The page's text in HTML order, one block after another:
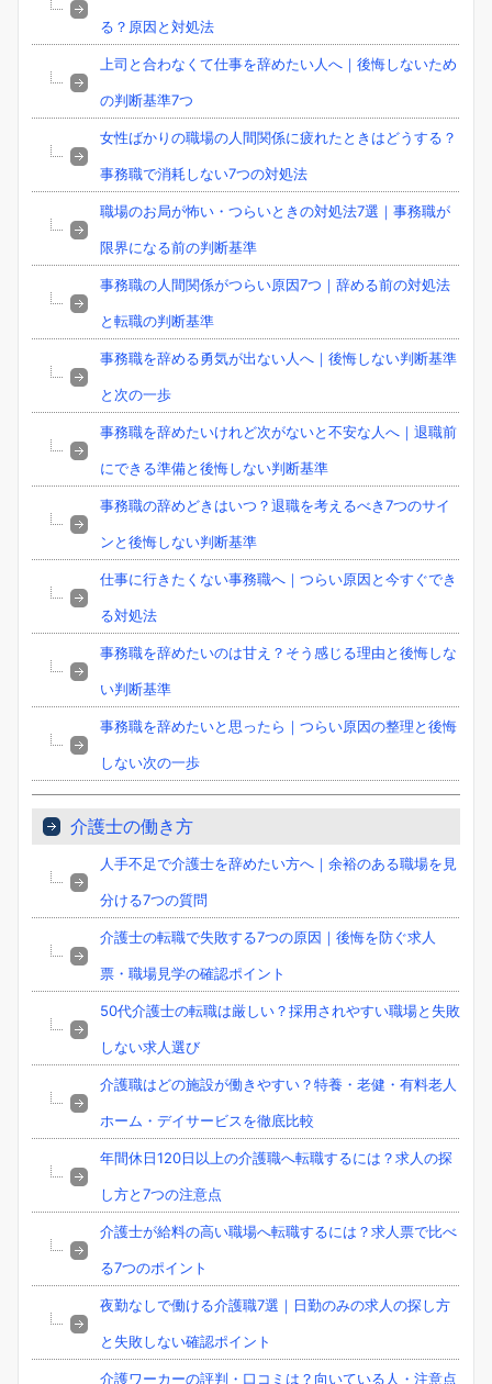
る？原因と対処法
上司と合わなくて仕事を辞めたい人へ｜後悔しないため
の判断基準7つ
女性ばかりの職場の人間関係に疲れたときはどうする？
事務職で消耗しない7つの対処法
職場のお局が怖い・つらいときの対処法7選｜事務職が
限界になる前の判断基準
事務職の人間関係がつらい原因7つ｜辞める前の対処法
と転職の判断基準
事務職を辞める勇気が出ない人へ｜後悔しない判断基準
と次の一歩
事務職を辞めたいけれど次がないと不安な人へ｜退職前
にできる準備と後悔しない判断基準
事務職の辞めどきはいつ？退職を考えるべき7つのサイ
ンと後悔しない判断基準
仕事に行きたくない事務職へ｜つらい原因と今すぐでき
る対処法
事務職を辞めたいのは甘え？そう感じる理由と後悔しな
い判断基準
事務職を辞めたいと思ったら｜つらい原因の整理と後悔
しない次の一歩
介護士の働き方
人手不足で介護士を辞めたい方へ｜余裕のある職場を見
分ける7つの質問
介護士の転職で失敗する7つの原因｜後悔を防ぐ求人
票・職場見学の確認ポイント
50代介護士の転職は厳しい？採用されやすい職場と失敗
しない求人選び
介護職はどの施設が働きやすい？特養・老健・有料老人
ホーム・デイサービスを徹底比較
年間休日120日以上の介護職へ転職するには？求人の探
し方と7つの注意点
介護士が給料の高い職場へ転職するには？求人票で比べ
る7つのポイント
夜勤なしで働ける介護職7選｜日勤のみの求人の探し方
と失敗しない確認ポイント
介護ワーカーの評判・口コミは？向いている人・注意点